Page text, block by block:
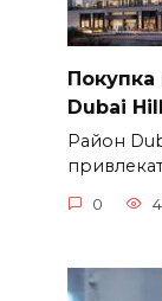
Dubai
Район
0